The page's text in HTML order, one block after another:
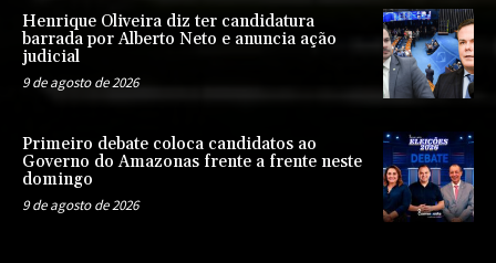
Henrique Oliveira diz ter candidatura
barrada por Alberto Neto e anuncia ação
judicial
9 de agosto de 2026
Primeiro debate coloca candidatos ao
Governo do Amazonas frente a frente neste
domingo
9 de agosto de 2026